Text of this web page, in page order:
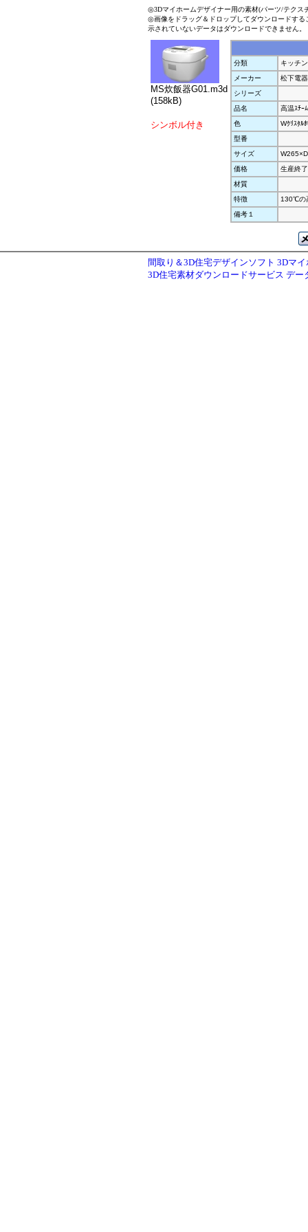
◎3Dマイホームデザイナー用の素材(パーツ/テクス
◎画像をドラッグ＆ドロップしてダウンロードす
示されていないデータはダウンロードできません。
MS炊飯器G01.m3d
(158kB)
シンボル付き
分類
キッチ
メーカー
松下電
シリーズ
品名
高温ｽﾁｰ
色
Wｸﾘｽﾀﾙ
型番
サイズ
価格
生産終了
材質
特徴
130℃の
備考１
間取り＆3D住宅デザインソフト 3Dマ
3D住宅素材ダウンロードサービス デー